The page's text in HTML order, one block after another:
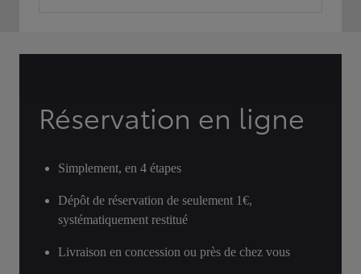
Réservation en ligne
Simplement, en 4 étapes
Dépôt de réservation de seulement 1€,
systématiquement restitué
Livraison en concession ou près de chez vous